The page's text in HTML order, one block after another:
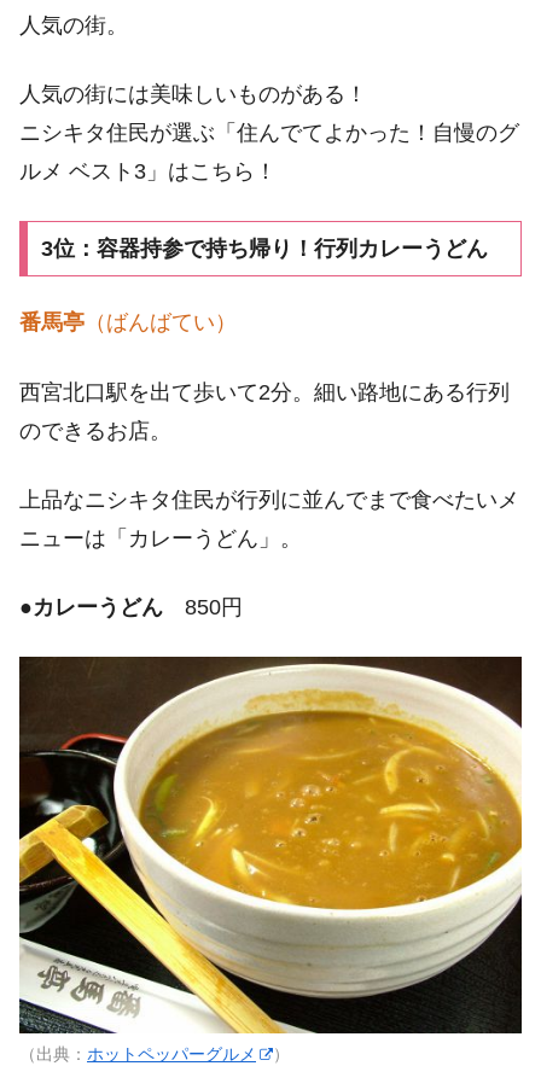
人気の街。
人気の街には美味しいものがある！
ニシキタ住民が選ぶ「住んでてよかった！自慢のグ
ルメ ベスト3」はこちら！
3位：容器持参で持ち帰り！行列カレーうどん
番馬亭 （ばんばてい）
西宮北口駅を出て歩いて2分。細い路地にある行列
のできるお店。
上品なニシキタ住民が行列に並んでまで食べたいメ
ニューは「カレーうどん」。
●カレーうどん 850円
（出典： ホットペッパーグルメ ）